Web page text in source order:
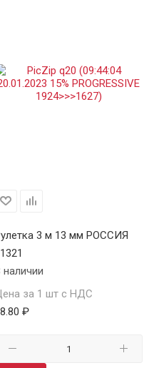
3 м 13 мм РОССИЯ
наличии
за 1 шт с НДС
₽